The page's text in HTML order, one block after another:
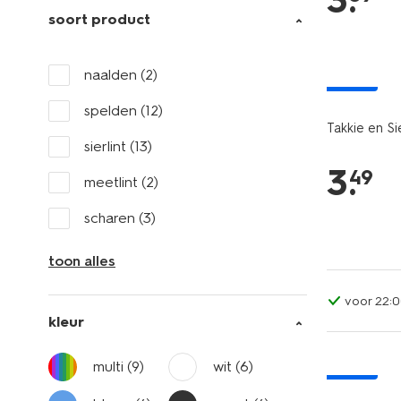
soort product
naalden (2)
spelden (12)
sierlint (13)
meetlint (2)
scharen (3)
toon alles
kleur
multi (9) wit(6)
Takkie en
3.
49
voor